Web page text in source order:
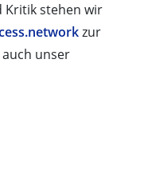
Kritik stehen wir
zur
unser